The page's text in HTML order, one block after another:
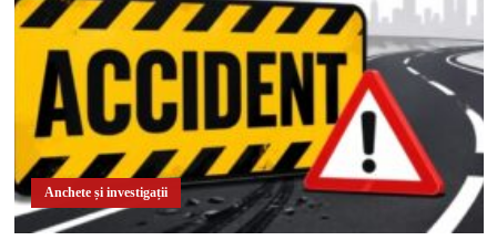
Anchete și investigații